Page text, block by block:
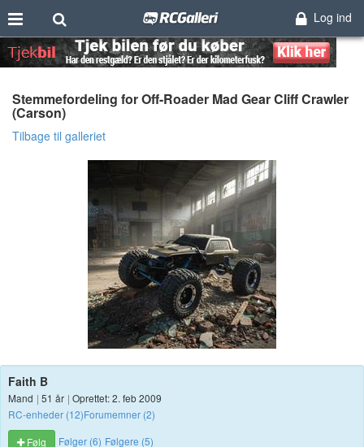
Log ind
Stemmefordeling for Off-Roader Mad Gear Cliff Crawler
(Carson)
Tilbage til galleriet
Faith B
Mand | 51 år | Oprettet: 2. feb 2009
RC-enheder (12)Forumemner (2)
Følg
Følger (6) Følgere (5)